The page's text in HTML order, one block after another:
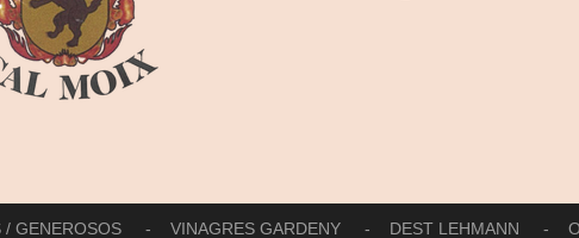
/ GENEROSOS VINAGRES GARDENY DEST LEHMANN